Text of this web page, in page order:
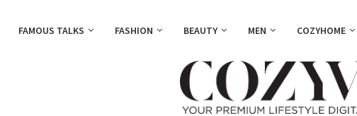
FAMOUS TALKS FASHION BEAUTY MEN COZYHOME